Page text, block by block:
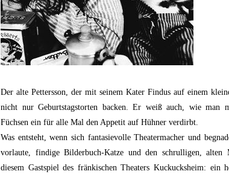
Der alte Pettersson, der mit seinem Kater Findus auf einem
nicht nur Geburtstagstorten backen. Er weiß auch, wie man
Füchsen ein für alle Mal den Appetit auf Hühner verdirbt.
Was entsteht, wenn sich fantasievolle Theatermacher und
vorlaute, findige Bilderbuch-Katze und den schrulligen, alten
diesem Gastspiel des fränkischen Theaters Kuckucksheim: ein